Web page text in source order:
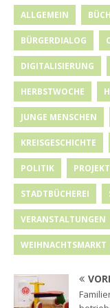
ALLGEMEIN
BÜRGERDIALOG
DIGITALISIERUNG
HERBSTWOCHE
JUNGE MENSCHEN
KREISGESCHICHTE
POLITIK PROJEKT
STADTBÜCHEREI
VERANSTALTUNGEN
WEIHNACHTSMARKT